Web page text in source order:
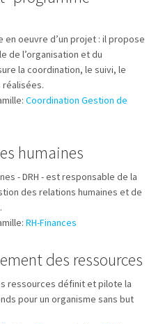
oeuvre d’un projet : il propose
de l’organisation et du
la coordination, le suivi, le
réalisées.
Coordination Gestion de
humaines
- DRH - est responsable de la
des relations humaines et de
RH-Finances
des ressources
ressources définit et pilote la
pour un organisme sans but